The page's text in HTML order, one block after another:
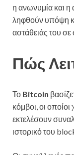
η ανωνυμία και
ληφθούν υπόψη
αστάθειάς του σε
Πώς
Το Bitcoin
κόμβοι, οι
εκτελέσουν
ιστορικό του